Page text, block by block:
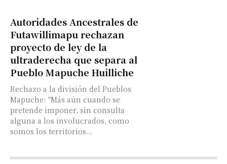
Autoridades Ancestrales de
Futawillimapu rechazan
proyecto de ley de la
ultraderecha que separa al
Pueblo Mapuche Huilliche
Rechazo a la división del Pueblos
Mapuche: “Más aún cuando se
pretende imponer, sin consulta
alguna a los involucrados, como
somos los territorios...